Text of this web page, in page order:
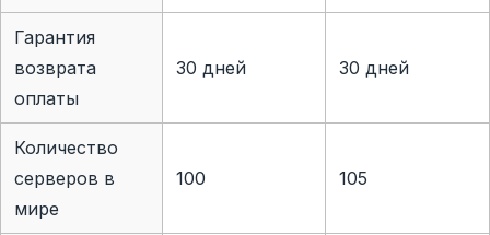
Гарантия
возврата
оплаты
30 дней 30 дней
Количество
серверов в
мире
100 105